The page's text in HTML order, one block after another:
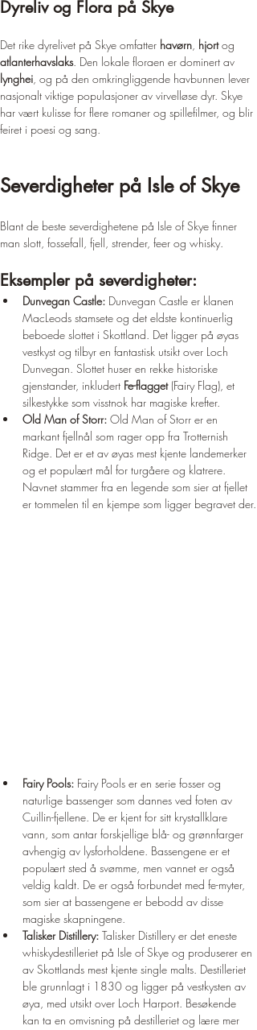
Dyreliv og Flora på Skye
Det rike dyrelivet på Skye omfatter havørn, hjort og
atlanterhavslaks. Den lokale floraen er dominert av
lynghei, og på den omkringliggende havbunnen lever
nasjonalt viktige populasjoner av virvelløse dyr. Skye
har vært kulisse for flere romaner og spillefilmer, og blir
feiret i poesi og sang.
Severdigheter på Isle of Skye
Blant de beste severdighetene på Isle of Skye finner
man slott, fossefall, fjell, strender, feer og whisky.
Eksempler på severdigheter:
Dunvegan Castle: Dunvegan Castle er klanen
MacLeods stamsete og det eldste kontinuerlig
beboede slottet i Skottland. Det ligger på øyas
vestkyst og tilbyr en fantastisk utsikt over Loch
Dunvegan. Slottet huser en rekke historiske
gjenstander, inkludert Fe-flagget (Fairy Flag), et
silkestykke som visstnok har magiske krefter.
Old Man of Storr: Old Man of Storr er en
markant fjellnål som rager opp fra Trotternish
Ridge. Det er et av øyas mest kjente landemerker
og et populært mål for turgåere og klatrere.
Navnet stammer fra en legende som sier at fjellet
er tommelen til en kjempe som ligger begravet der.
Fairy Pools: Fairy Pools er en serie fosser og
naturlige bassenger som dannes ved foten av
Cuillin-fjellene. De er kjent for sitt krystallklare
vann, som antar forskjellige blå- og grønnfarger
avhengig av lysforholdene. Bassengene er et
populært sted å svømme, men vannet er også
veldig kaldt. De er også forbundet med fe-myter,
som sier at bassengene er bebodd av disse
magiske skapningene.
Talisker Distillery: Talisker Distillery er det eneste
whiskydestilleriet på Isle of Skye og produserer en
av Skottlands mest kjente single malts. Destilleriet
ble grunnlagt i 1830 og ligger på vestkysten av
øya, med utsikt over Loch Harport. Besøkende
kan ta en omvisning på destilleriet og lære mer